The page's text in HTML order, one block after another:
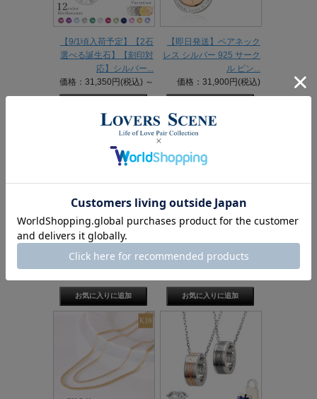
【9/1頃入荷予定】【2石
選べる誕生石】【刻印対
応】シルバー...
価格：31,350円(税込) ～
【即日発送】ペアネック
レス シルバー 925 サーク
ル ピン...
価格：31,900円(税込)
【刻印対応】シルバー ペ
ント プレー...
ェーン 4...